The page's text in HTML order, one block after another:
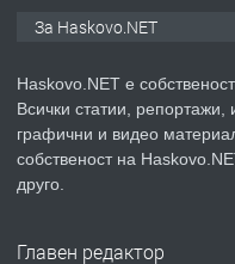
ПРЕДЛАГА
За Haskovo.NET
Haskovo.NET е
Всички статии, репортажи,
графични и видео
собственост на
друго.
Главен редактор